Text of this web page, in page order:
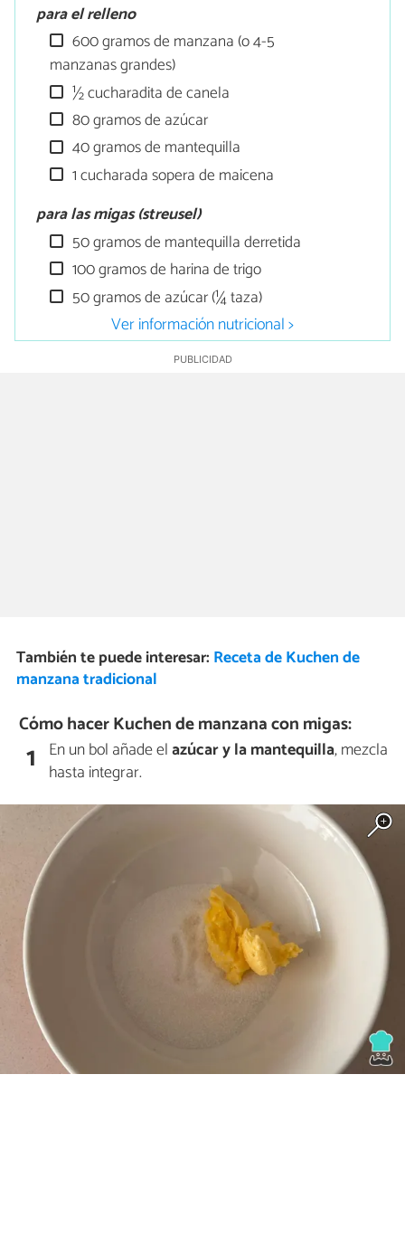
para el relleno
600 gramos de manzana (o 4-5
manzanas grandes)
½ cucharadita de canela
80 gramos de azúcar
40 gramos de mantequilla
1 cucharada sopera de maicena
para las migas (streusel)
50 gramos de mantequilla derretida
100 gramos de harina de trigo
50 gramos de azúcar (¼ taza)
Ver información nutricional >
También te puede interesar: Receta de Kuchen de
manzana tradicional
Cómo hacer Kuchen de manzana con migas:
1 En un bol añade elazúcar y la mantequilla, mezcla
hasta integrar.